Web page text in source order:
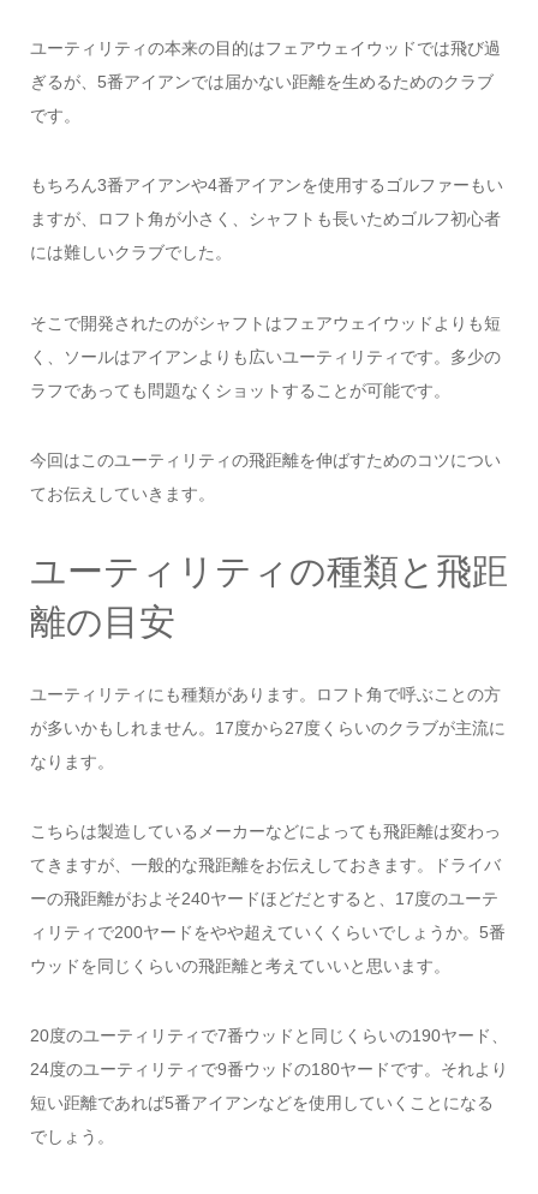
ユーティリティの本来の目的はフェアウェイウッドでは飛び過
ぎるが、5番アイアンでは届かない距離を生めるためのクラブ
です。
もちろん3番アイアンや4番アイアンを使用するゴルファーもい
ますが、ロフト角が小さく、シャフトも長いためゴルフ初心者
には難しいクラブでした。
そこで開発されたのがシャフトはフェアウェイウッドよりも短
く、ソールはアイアンよりも広いユーティリティです。多少の
ラフであっても問題なくショットすることが可能です。
今回はこのユーティリティの飛距離を伸ばすためのコツについ
てお伝えしていきます。
ユーティリティの種類と飛距
離の目安
ユーティリティにも種類があります。ロフト角で呼ぶことの方
が多いかもしれません。17度から27度くらいのクラブが主流に
なります。
こちらは製造しているメーカーなどによっても飛距離は変わっ
てきますが、一般的な飛距離をお伝えしておきます。ドライバ
ーの飛距離がおよそ240ヤードほどだとすると、17度のユーテ
ィリティで200ヤードをやや超えていくくらいでしょうか。5番
ウッドを同じくらいの飛距離と考えていいと思います。
20度のユーティリティで7番ウッドと同じくらいの190ヤード、
24度のユーティリティで9番ウッドの180ヤードです。それより
短い距離であれば5番アイアンなどを使用していくことになる
でしょう。